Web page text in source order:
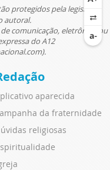
protegidos pela legislação
autoral.
comunicação, eletrônico ou
do A12
aparecida
da fraternidade
religiosas